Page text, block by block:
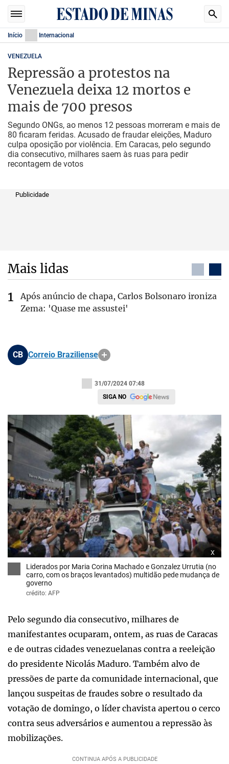
Início Internacional
VENEZUELA
Repressão a protestos na
Venezuela deixa 12 mortos e
mais de 700 presos
Segundo ONGs, ao menos 12 pessoas morreram e mais de
80 ficaram feridas. Acusado de fraudar eleições, Maduro
culpa oposição por violência. Em Caracas, pelo segundo
dia consecutivo, milhares saem às ruas para pedir
recontagem de votos
Publicidade
Mais lidas
Após anúncio de chapa, Carlos Bolsonaro ironiza
Zema: 'Quase me assustei'
CB Correio Braziliense
31/07/2024 07:48
SIGA NO
x
Liderados por Maria Corina Machado e Gonzalez Urrutia (no
carro, com os braços levantados) multidão pede mudança de
governo
crédito: AFP
Pelo segundo dia consecutivo, milhares de
manifestantes ocuparam, ontem, as ruas de Caracas
e de outras cidades venezuelanas contra a reeleição
do presidente Nicolás Maduro. Também alvo de
pressões de parte da comunidade internacional, que
lançou suspeitas de fraudes sobre o resultado da
votação de domingo, o líder chavista apertou o cerco
contra seus adversários e aumentou a repressão às
mobilizações.